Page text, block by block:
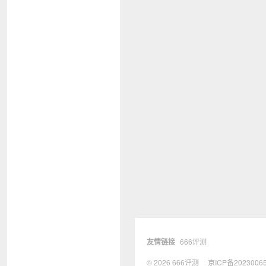
友情链接 666评测
© 2026 666评测 京ICP备